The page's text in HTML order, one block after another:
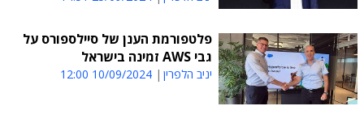
פלטפורמת הענן של סיילספורס על
גבי AWS זמינה בישראל
יניב הלפרין 10/09/2024 12:00